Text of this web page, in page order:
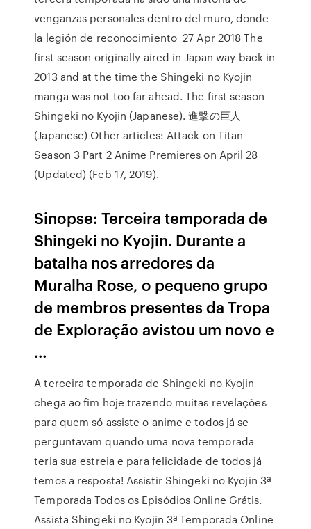
venganzas personales dentro del muro, donde
la legión de reconocimiento 27 Apr 2018 The
first season originally aired in Japan way back in
2013 and at the time the Shingeki no Kyojin
manga was not too far ahead. The first season
Shingeki no Kyojin (Japanese). 進撃の巨人
(Japanese) Other articles: Attack on Titan
Season 3 Part 2 Anime Premieres on April 28
(Updated) (Feb 17, 2019).
Sinopse: Terceira temporada de
Shingeki no Kyojin. Durante a
batalha nos arredores da
Muralha Rose, o pequeno grupo
de membros presentes da Tropa
de Exploração avistou um novo e
…
A terceira temporada de Shingeki no Kyojin
chega ao fim hoje trazendo muitas revelações
para quem só assiste o anime e todos já se
perguntavam quando uma nova temporada
teria sua estreia e para felicidade de todos já
temos a resposta! Assistir Shingeki no Kyojin 3ª
Temporada Todos os Episódios Online Grátis.
Assista Shingeki no Kyojin 3ª Temporada Online